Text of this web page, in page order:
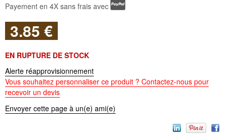
Payement en 4X sans frais avec
3.85 €
EN RUPTURE DE STOCK
Alerte réapprovisionnement
Vous souhaitez personnaliser ce produit ? Contactez-nous pour
recevoir un devis
Envoyer cette page à un(e) ami(e)